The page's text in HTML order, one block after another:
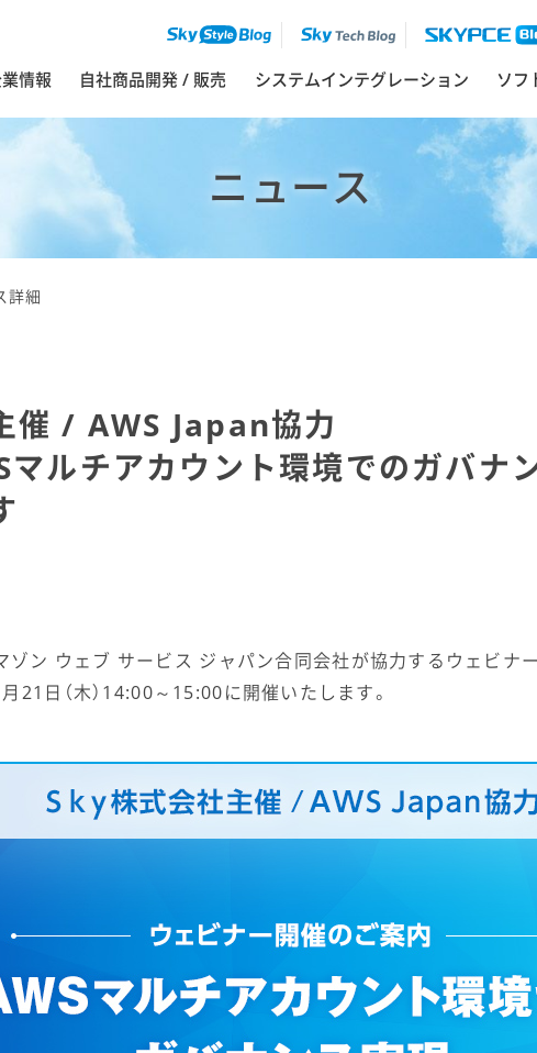
情報 自社商品開発 / 販売 システムインテグレーション ソフ
ニュース
詳細
催 / AWS Japan協力
マルチアカウント環境でのガバナ
ゾン ウェブ サービス ジャパン合同会社が協力するウェビナ
21日（木）14:00～15:00に開催いたします。